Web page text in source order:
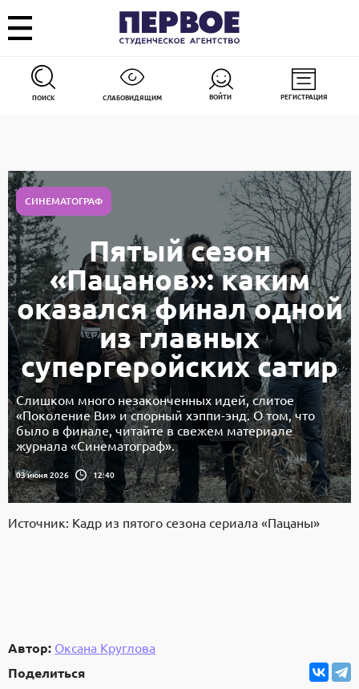
ПОИСК СЛАБОВИДЯЩИМ ВОЙТИ РЕГИСТРАЦИЯ
СИНЕМАТОГРАФ
Пятый сезон
«Пацанов»: каким
оказался финал одной
из главных
супергеройских сатир
Слишком много незаконченных идей, слитое
«Поколение Ви» и спорный хэппи-энд. О том, что
было в финале, читайте в свежем материале
журнала «Синематограф».
03 июня 2026 12:40
Источник: Кадр из пятого сезона сериала «Пацаны»
Автор: Оксана Круглова
Поделиться